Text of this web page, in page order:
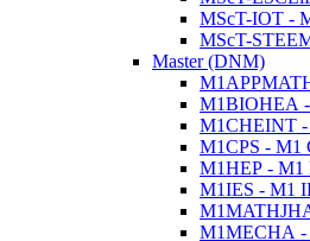
MScT-IOT -
MScT-
Master (DNM)
M1BIOHEA -
M1CHEINT -
M1CPS - M1
M1HEP - M1
M1IES - M1
M1MECHA -